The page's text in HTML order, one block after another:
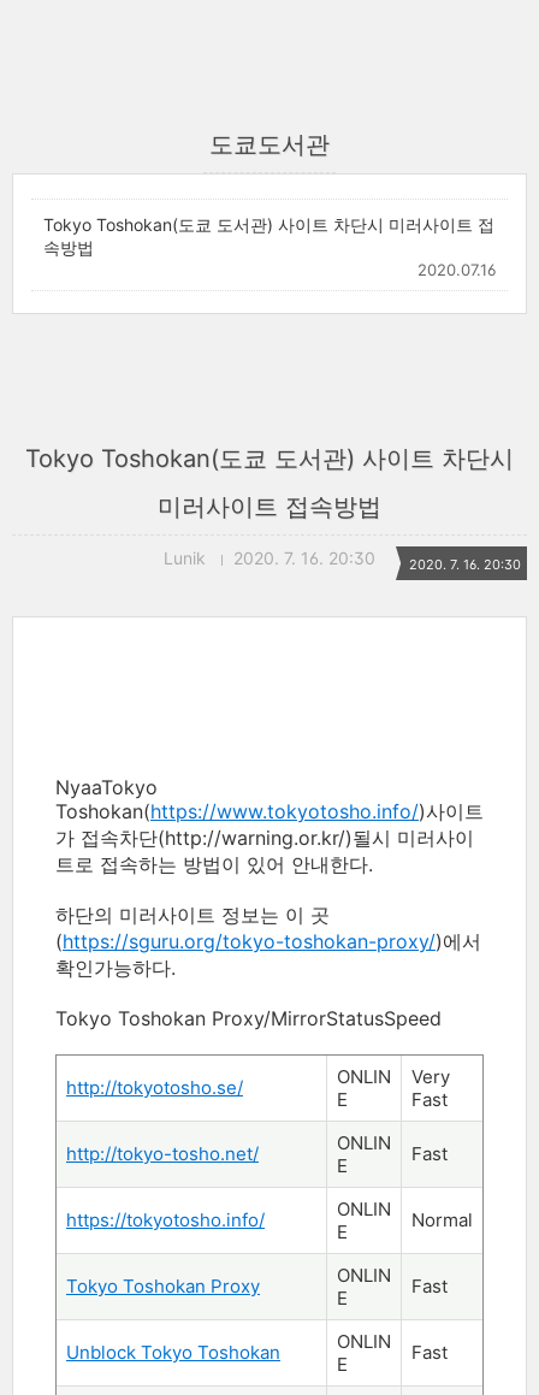
도쿄도서관
Tokyo Toshokan(도쿄 도서관) 사이트 차단시 미러사이트 접
속방법
2020.07.16
Tokyo Toshokan(도쿄 도서관) 사이트 차단시
미러사이트 접속방법
Lunik 2020. 7. 16. 20:30 2020. 7. 16. 20:30
NyaaTokyo
Toshokan(https://www.tokyotosho.info/)사이트
가 접속차단(http://warning.or.kr/)될시 미러사이
트로 접속하는 방법이 있어 안내한다.
하단의 미러사이트 정보는 이 곳
(https://sguru.org/tokyo-toshokan-proxy/)에서
확인가능하다.
Tokyo Toshokan Proxy/MirrorStatusSpeed
http://tokyotosho.se/
ONLIN
E
Very
Fast
http://tokyo-tosho.net/
ONLIN
E
Fast
https://tokyotosho.info/
ONLIN
E
Normal
Tokyo Toshokan Proxy
ONLIN
E
Fast
Unblock Tokyo Toshokan
ONLIN
E
Fast